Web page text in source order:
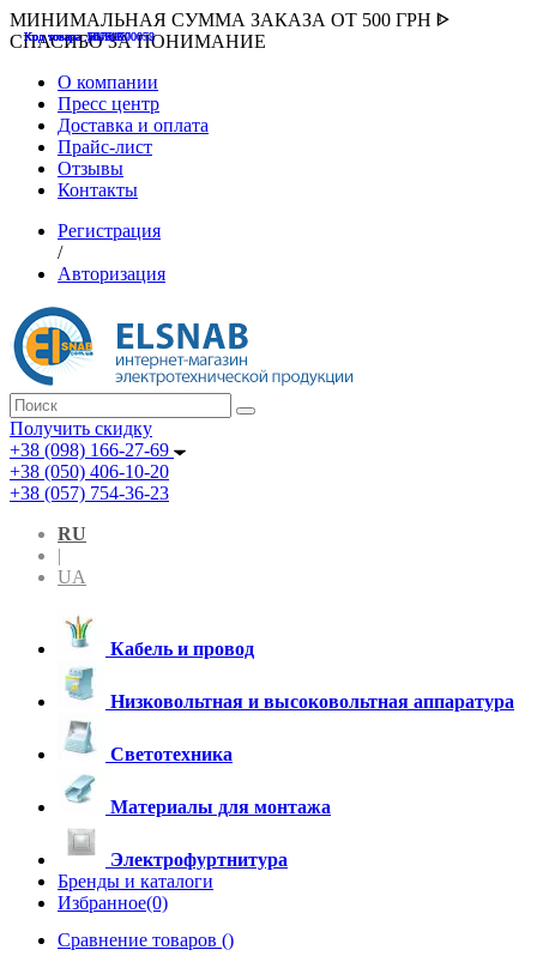
МИНИМАЛЬНАЯ СУММА ЗАКАЗА ОТ 500 ГРН ᐈ
СПАСИБО ЗА ПОНИМАНИЕ
О компании
Пресс центр
Доставка и оплата
Прайс-лист
Отзывы
Контакты
Регистрация
/
Авторизация
Получить скидку
+38 (098) 166-27-69
+38 (050) 406-10-20
+38 (057) 754-36-23
RU
|
UA
Кабель и провод
Низковольтная и высоковольтная аппаратура
Светотехника
Материалы для монтажа
Электрофуртнитура
Бренды и каталоги
Избранное(0)
Сравнение товаров ()
Код товара :507000
Код товара :HUK-K00058
Код товара :Т075177
Код товара :pnsv12
Код товара :HUK-K00072